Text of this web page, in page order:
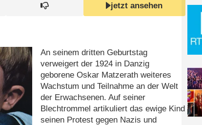
jetzt ansehen
An seinem dritten Geburtstag
verweigert der 1924 in Danzig
geborene Oskar Matzerath weiteres
Wachstum und Teilnahme an der Welt
der Erwachsenen. Auf seiner
Blechtrommel artikuliert das ewige Kind
seinen Protest gegen Nazis und